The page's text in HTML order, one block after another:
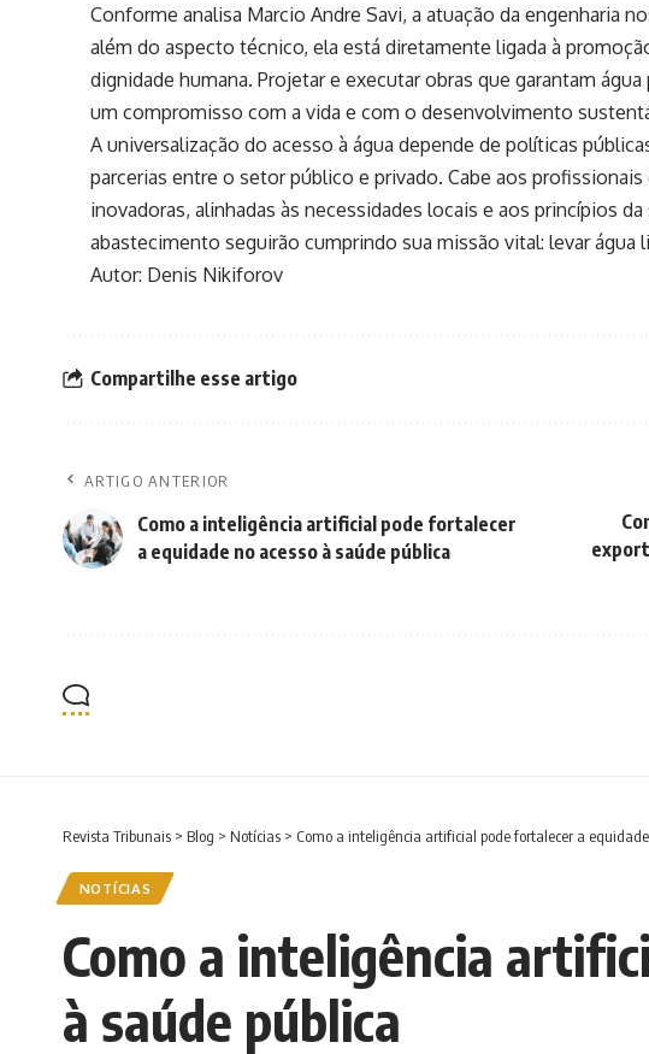
Conforme analisa Marcio Andre Savi, a atuação da engenharia
além do aspecto técnico, ela está diretamente ligada à
dignidade humana. Projetar e executar obras que garantam
um compromisso com a vida e com o desenvolvimento
A universalização do acesso à água depende de políticas
parcerias entre o setor público e privado. Cabe aos
inovadoras, alinhadas às necessidades locais e aos princípios
abastecimento seguirão cumprindo sua missão vital: levar água
Autor: Denis Nikiforov
Compartilhe esse artigo
ARTIGO ANTERIOR
Como a inteligência artificial pode fortalecer
a equidade no acesso à saúde pública
Revista Tribunais > Blog > Notícias > Como a inteligência artificial pode fortalecer a
NOTÍCIAS
Como a inteligência
à saúde pública